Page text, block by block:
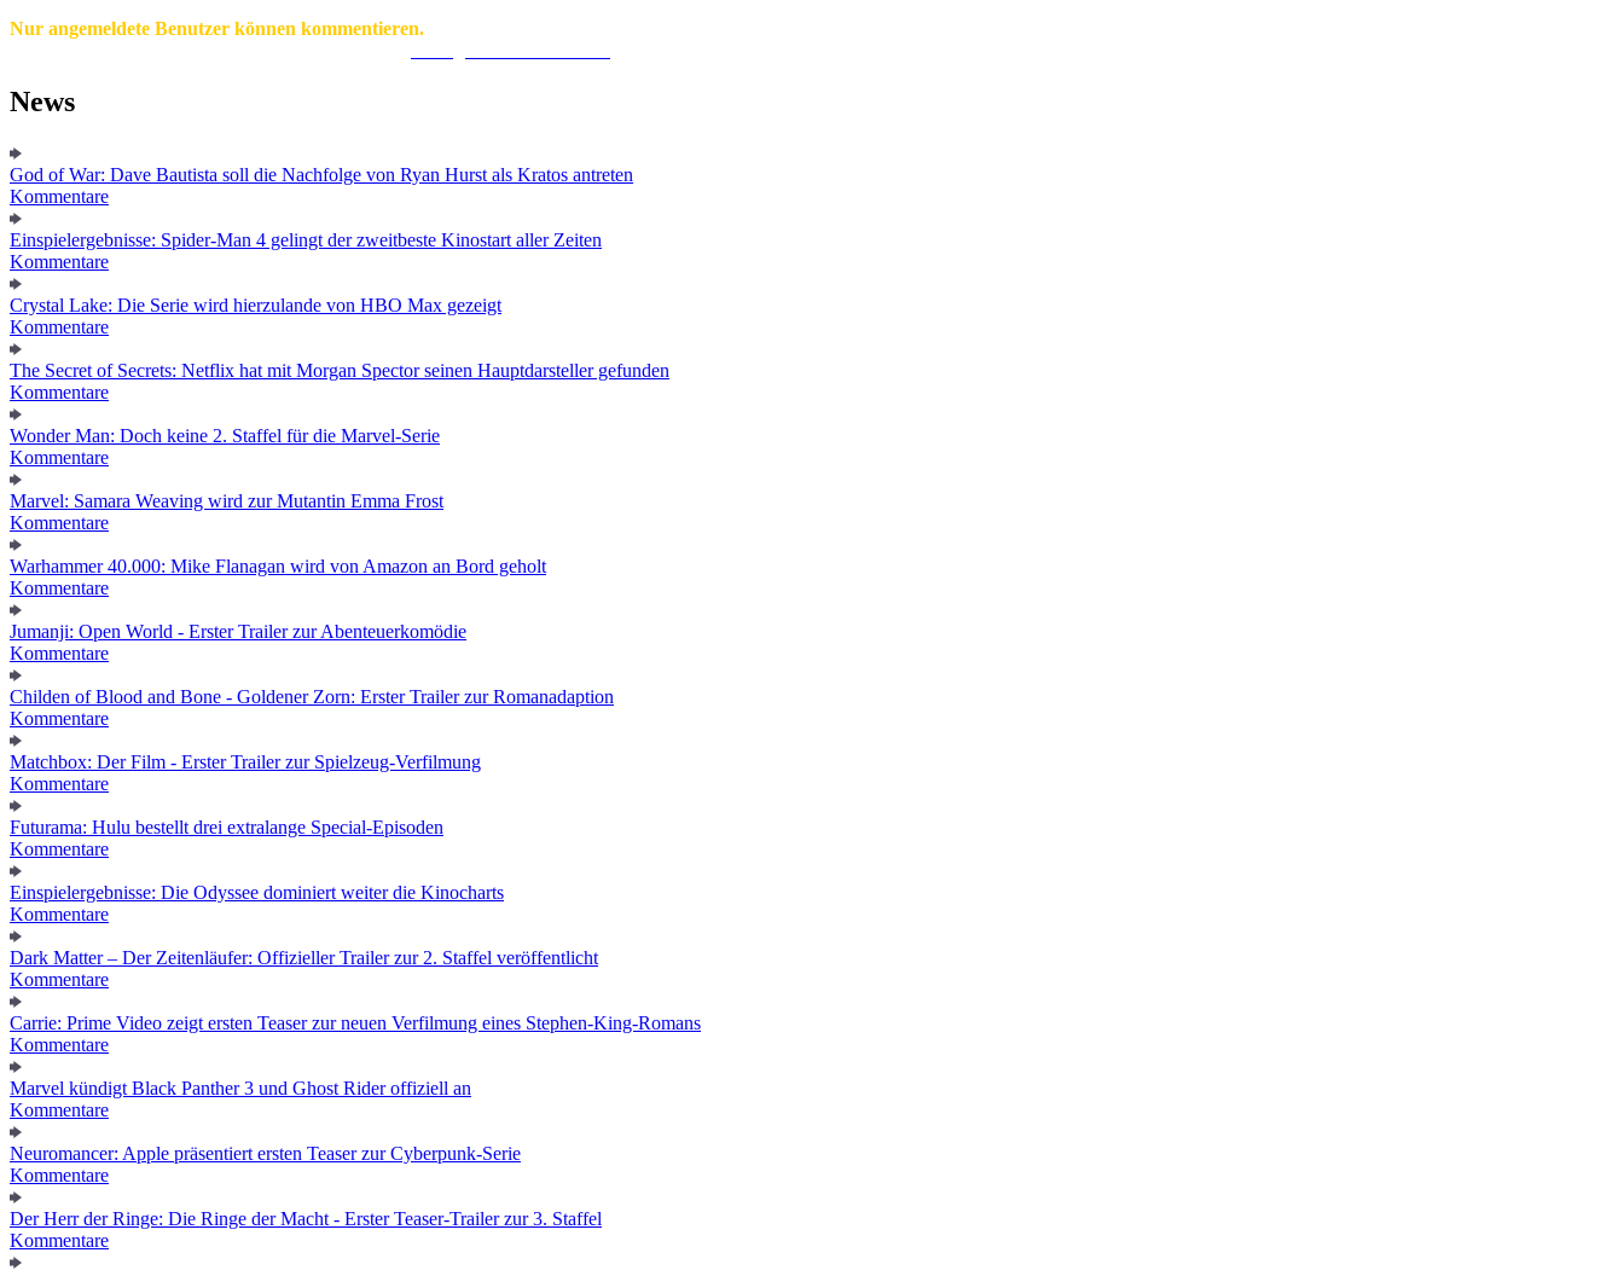
Nur angemeldete Benutzer können kommentieren.
News
God of War: Dave Bautista soll die Nachfolge von Ryan Hurst als Kratos antreten
Kommentare
Einspielergebnisse: Spider-Man 4 gelingt der zweitbeste Kinostart aller Zeiten
Kommentare
Crystal Lake: Die Serie wird hierzulande von HBO Max gezeigt
Kommentare
The Secret of Secrets: Netflix hat mit Morgan Spector seinen Hauptdarsteller gefunden
Kommentare
Wonder Man: Doch keine 2. Staffel für die Marvel-Serie
Kommentare
Marvel: Samara Weaving wird zur Mutantin Emma Frost
Kommentare
Warhammer 40.000: Mike Flanagan wird von Amazon an Bord geholt
Kommentare
Jumanji: Open World - Erster Trailer zur Abenteuerkomödie
Kommentare
Childen of Blood and Bone - Goldener Zorn: Erster Trailer zur Romanadaption
Kommentare
Matchbox: Der Film - Erster Trailer zur Spielzeug-Verfilmung
Kommentare
Futurama: Hulu bestellt drei extralange Special-Episoden
Kommentare
Einspielergebnisse: Die Odyssee dominiert weiter die Kinocharts
Kommentare
Dark Matter – Der Zeitenläufer: Offizieller Trailer zur 2. Staffel veröffentlicht
Kommentare
Carrie: Prime Video zeigt ersten Teaser zur neuen Verfilmung eines Stephen-King-Romans
Kommentare
Marvel kündigt Black Panther 3 und Ghost Rider offiziell an
Kommentare
Neuromancer: Apple präsentiert ersten Teaser zur Cyberpunk-Serie
Kommentare
Der Herr der Ringe: Die Ringe der Macht - Erster Teaser-Trailer zur 3. Staffel
Kommentare